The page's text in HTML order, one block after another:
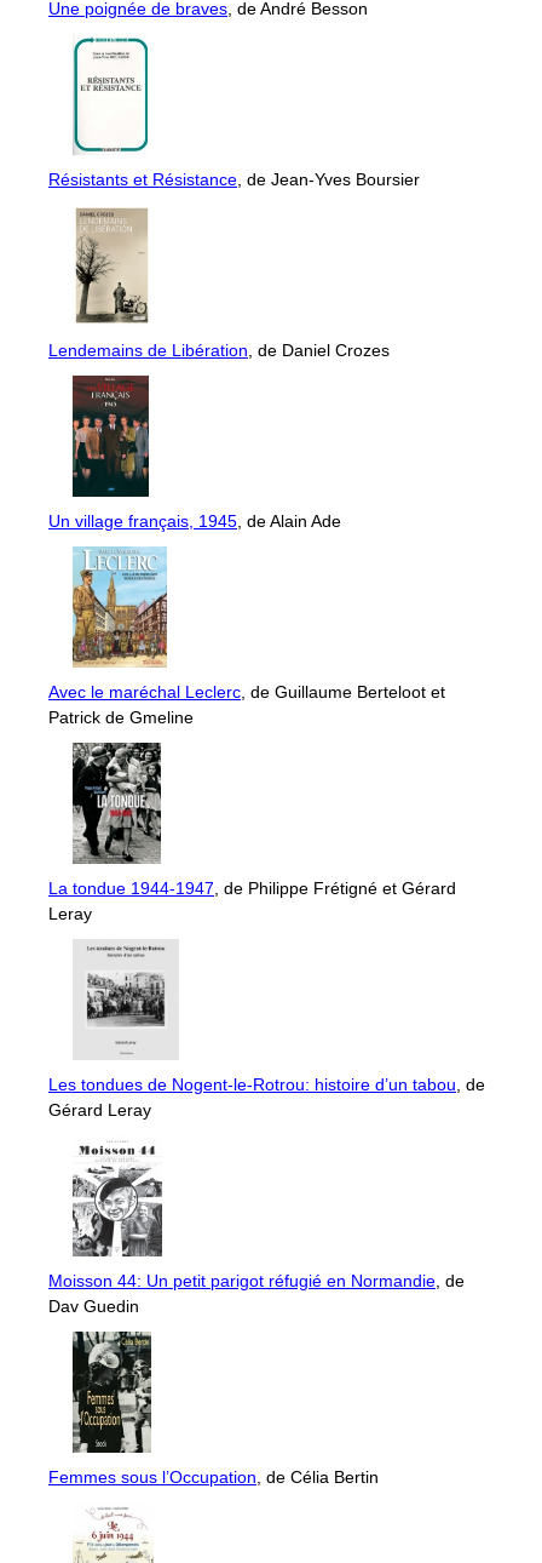
Une poignée de braves , de André Besson
Résistants et Résistance , de Jean-Yves Boursier
Lendemains de Libération , de Daniel Crozes
Un village français, 1945 , de Alain Ade
Avec le maréchal Leclerc , de Guillaume Berteloot et
Patrick de Gmeline
La tondue 1944-1947 , de Philippe Frétigné et Gérard
Leray
Les tondues de Nogent-le-Rotrou: histoire d’un tabou , de
Gérard Leray
Moisson 44: Un petit parigot réfugié en Normandie , de
Dav Guedin
Femmes sous l’Occupation , de Célia Bertin